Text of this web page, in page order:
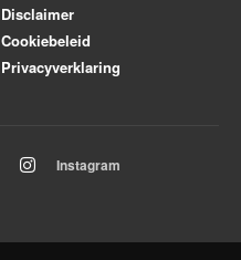
Disclaimer
Cookiebeleid
Privacyverklaring
Instagram